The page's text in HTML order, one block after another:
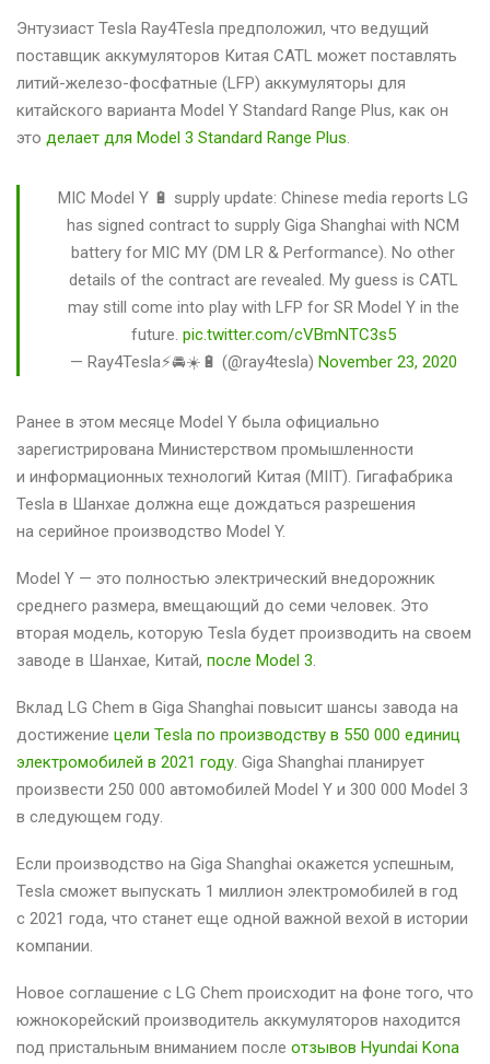
Энтузиаст Tesla Ray4Tesla предположил, что ведущий
поставщик аккумуляторов Китая CATL может поставлять
литий-железо-фосфатные (LFP) аккумуляторы для
китайского варианта Model Y Standard Range Plus, как он
это делает для Model 3 Standard Range Plus.
MIC Model Y 🔋 supply update: Chinese media reports LG
has signed contract to supply Giga Shanghai with NCM
battery for MIC MY (DM LR & Performance). No other
details of the contract are revealed. My guess is CATL
may still come into play with LFP for SR Model Y in the
future. pic.twitter.com/cVBmNTC3s5
— Ray4Tesla⚡️🚘☀️🔋 (@ray4tesla) November 23, 2020
Ранее в этом месяце Model Y была официально
зарегистрирована Министерством промышленности
и информационных технологий Китая (MIIT). Гигафабрика
Tesla в Шанхае должна еще дождаться разрешения
на серийное производство Model Y.
Model Y — это полностью электрический внедорожник
среднего размера, вмещающий до семи человек. Это
вторая модель, которую Tesla будет производить на своем
заводе в Шанхае, Китай, после Model 3.
Вклад LG Chem в Giga Shanghai повысит шансы завода на
достижение цели Tesla по производству в 550 000 единиц
электромобилей в 2021 году. Giga Shanghai планирует
произвести 250 000 автомобилей Model Y и 300 000 Model 3
в следующем году.
Если производство на Giga Shanghai окажется успешным,
Tesla сможет выпускать 1 миллион электромобилей в год
с 2021 года, что станет еще одной важной вехой в истории
компании.
Новое соглашение с LG Chem происходит на фоне того, что
южнокорейский производитель аккумуляторов находится
под пристальным вниманием после отзывов Hyundai Kona